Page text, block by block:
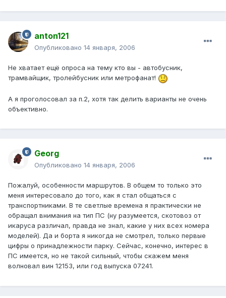
anton121
Опубликовано 14 января, 2006
Не хватает ещё опроса на тему кто вы - автобусник,
трамвайщик, тролейбусник или метрофанат!
А я проголосовал за п.2, хотя так делить варианты не очень
объективно.
Georg
Опубликовано 14 января, 2006
Пожалуй, особенности маршрутов. В общем то только это
меня интересовало до того, как я стал общаться с
транспортниками. В те светлые времена я практически не
обращал внимания на тип ПС (ну разумеется, скотовоз от
икаруса различал, правда не знал, какие у них всех номера
моделей). Да и борта я никогда не смотрел, только первые
цифры о принадлежности парку. Сейчас, конечно, интерес в
ПС имеется, но не такой сильный, чтобы скажем меня
волновал вин 12153, или год выпуска 07241.